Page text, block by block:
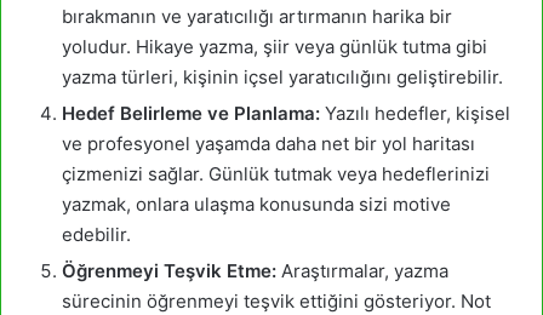
bırakmanın ve yaratıcılığı artırmanın harika bir
yoludur. Hikaye yazma, şiir veya günlük tutma gibi
yazma türleri, kişinin içsel yaratıcılığını geliştirebilir.
Hedef Belirleme ve Planlama: Yazılı hedefler, kişisel
ve profesyonel yaşamda daha net bir yol haritası
çizmenizi sağlar. Günlük tutmak veya hedeflerinizi
yazmak, onlara ulaşma konusunda sizi motive
edebilir.
Öğrenmeyi Teşvik Etme: Araştırmalar, yazma
sürecinin öğrenmeyi teşvik ettiğini gösteriyor. Not